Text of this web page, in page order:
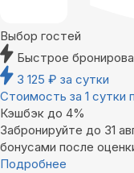
Выбор гостей
Быстрое
3 125 ₽ за сутки
Стоимость за 1 сутки
Кэшбэк до 4%
Забронируйте до 31
бонусами после
Подробнее